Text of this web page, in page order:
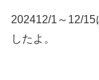
202412/1～12/15
したよ。